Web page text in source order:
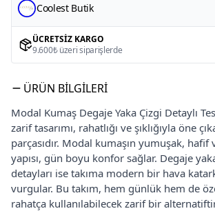
Coolest Butik
ÜCRETSIZ KARGO
9.600₺ üzeri siparişlerde
ÜRÜN BILGILERI
Modal Kumaş Degaje Yaka Çizgi Detaylı
zarif tasarımı, rahatlığı ve şıklığıyla öne
parçasıdır. Modal kumaşın yumuşak,
yapısı, gün boyu konfor sağlar. Degaje
detayları ise takıma modern bir hava
vurgular. Bu takım, hem günlük hem de
rahatça kullanılabilecek zarif bir